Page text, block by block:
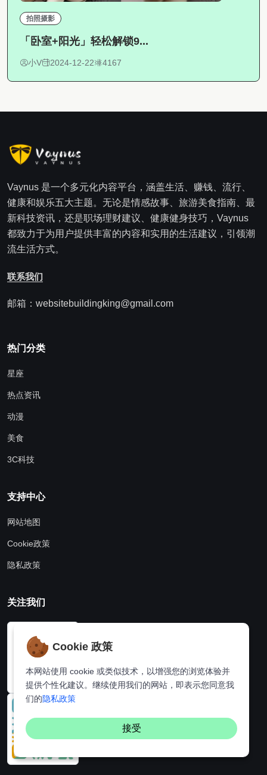
拍照摄影
「卧室+阳光」轻松解锁9...
小V 2024-12-22 4167
Vaynus 是一个多元化内容平台，涵盖生活、赚钱、流行、
健康和娱乐五大主题。无论是情感故事、旅游美食指南、最
新科技资讯，还是职场理财建议、健康健身技巧，Vaynus
都致力于为用户提供丰富的内容和实用的生活建议，引领潮
流生活方式。
联系我们
邮箱：websitebuildingking@gmail.com
热门分类
星座
热点资讯
动漫
美食
3C科技
支持中心
网站地图
Cookie政策
隐私政策
关注我们
Cookie 政策
本网站使用 cookie 或类似技术，以增强您的浏览体验并
提供个性化建议。继续使用我们的网站，即表示您同意我
们的隐私政策
接受